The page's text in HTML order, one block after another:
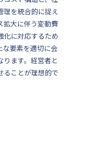
理を統合的に捉え
拡大に伴う変動費
化に対応するため
な要素を適切に会
ります。経営者と
ることが理想的で